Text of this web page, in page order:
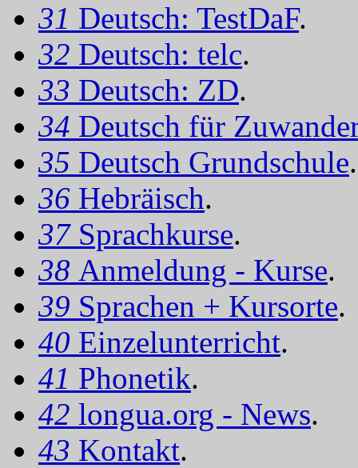
31 Deutsch: TestDaF.
32 Deutsch: telc.
33 Deutsch: ZD.
34 Deutsch für
35 Deutsch Grundschule.
36 Hebräisch.
37 Sprachkurse.
38 Anmeldung - Kurse.
39 Sprachen + Kursorte.
40 Einzelunterricht.
41 Phonetik.
42 longua.org - News.
43 Kontakt.